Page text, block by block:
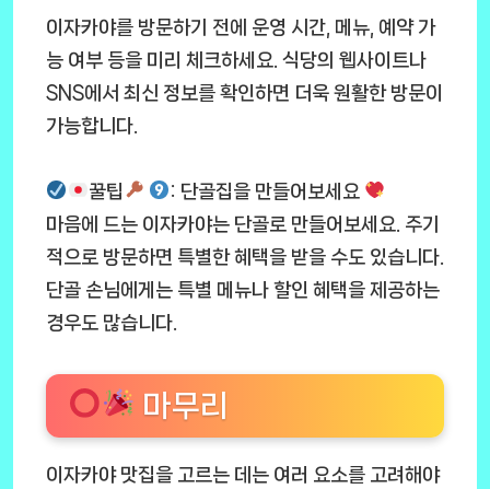
이자카야를 방문하기 전에 운영 시간, 메뉴, 예약 가
능 여부 등을 미리 체크하세요. 식당의 웹사이트나
SNS에서 최신 정보를 확인하면 더욱 원활한 방문이
가능합니다.
꿀팁
: 단골집을 만들어보세요
마음에 드는 이자카야는 단골로 만들어보세요. 주기
적으로 방문하면 특별한 혜택을 받을 수도 있습니다.
단골 손님에게는 특별 메뉴나 할인 혜택을 제공하는
경우도 많습니다.
마무리
이자카야 맛집을 고르는 데는 여러 요소를 고려해야